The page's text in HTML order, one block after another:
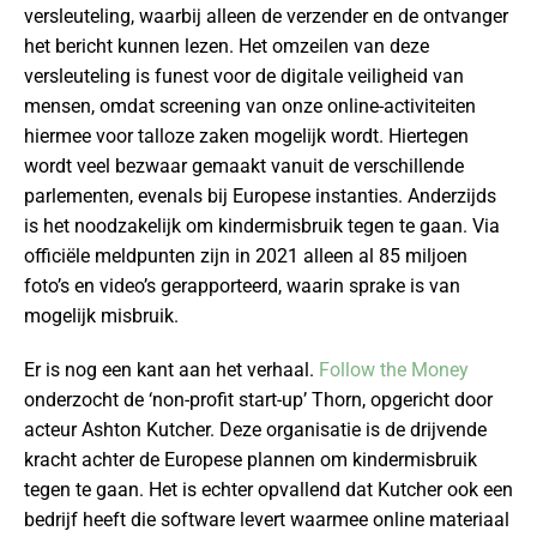
versleuteling, waarbij alleen de verzender en de ontvanger
het bericht kunnen lezen. Het omzeilen van deze
versleuteling is funest voor de digitale veiligheid van
mensen, omdat screening van onze online-activiteiten
hiermee voor talloze zaken mogelijk wordt. Hiertegen
wordt veel bezwaar gemaakt vanuit de verschillende
parlementen, evenals bij Europese instanties. Anderzijds
is het noodzakelijk om kindermisbruik tegen te gaan. Via
officiële meldpunten zijn in 2021 alleen al 85 miljoen
foto’s en video’s gerapporteerd, waarin sprake is van
mogelijk misbruik.
Er is nog een kant aan het verhaal. Follow the Money
onderzocht de ‘non-profit start-up’ Thorn, opgericht door
acteur Ashton Kutcher. Deze organisatie is de drijvende
kracht achter de Europese plannen om kindermisbruik
tegen te gaan. Het is echter opvallend dat Kutcher ook een
bedrijf heeft die software levert waarmee online materiaal